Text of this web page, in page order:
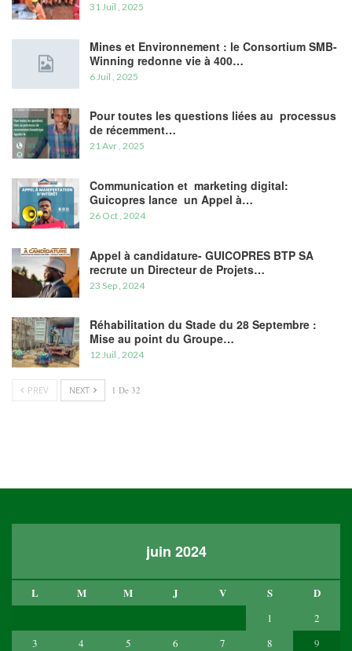
31 Juil , 2025
Mines et Environnement : le Consortium SMB-
Winning redonne vie à 400…
6 Juil , 2025
Pour toutes les questions liées au processus
de récemment…
21 Avr , 2025
Communication et marketing digital:
Guicopres lance un Appel à…
26 Oct , 2024
Appel à candidature- GUICOPRES BTP SA
recrute un Directeur de Projets…
23 Sep , 2024
Réhabilitation du Stade du 28 Septembre :
Mise au point du Groupe…
12 Juil , 2024
PREV NEXT 1 De 32
juin 2024
L M M J V S D
1
2
3
4 5 6 7 8
9